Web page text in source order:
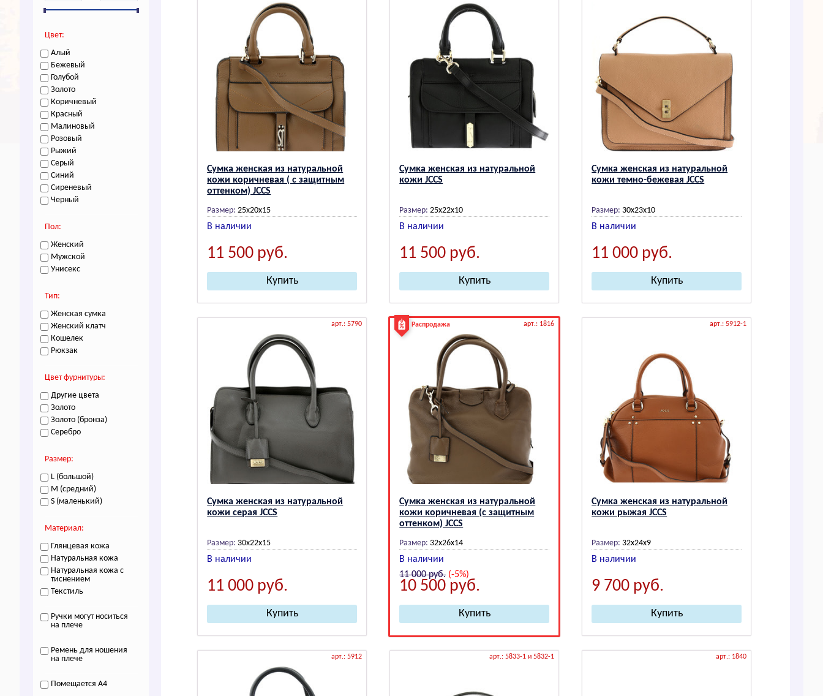
Цвет:
Алый
Бежевый
Голубой
Золото
Коричневый
Красный
Малиновый
Розовый
Рыжий
Серый
Синий
Сиреневый
Черный
Пол:
Женский
Мужской
Унисекс
Тип:
Женская сумка
Женский клатч
Кошелек
Рюкзак
Цвет фурнитуры:
Другие цвета
Золото
Золото (бронза)
Серебро
Размер:
L (большой)
M (средний)
S (маленький)
Материал:
Глянцевая кожа
Натуральная кожа
Натуральная кожа с
тиснением
Текстиль
Ручки могут носиться
на плече
Ремень для ношения
на плече
Помещается A4
Сумка женская из натуральной
кожи коричневая ( с защитным
оттенком) JCCS
Размер: 25x20x15
В наличии
11 500 руб.
Сумка женская из натуральной
кожи JCCS
Размер: 25x22x10
В наличии
11 500 руб.
Сумка женская из натуральной
кожи темно-бежевая JCCS
Размер: 30х23х10
В наличии
11 000 руб.
арт.: 5790
Сумка женская из натуральной
кожи серая JCCS
Размер: 30x22x15
В наличии
11 000 руб.
Распродажа арт.: 1816
Сумка женская из натуральной
кожи коричневая (с защитным
оттенком) JCCS
Размер: 32х26х14
В наличии
11 000руб.(-5%)
10 500 руб.
арт.: 5912-1
Сумка женская из натуральной
кожи рыжая JCCS
Размер: 32x24x9
В наличии
9 700 руб.
арт.: 5912 арт.: 5833-1 и 5832-1 арт.: 1840